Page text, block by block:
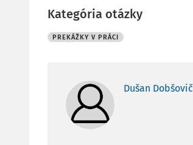
Kategória otázky
PREKÁŽKY V PRÁCI
Dušan Dobšovič